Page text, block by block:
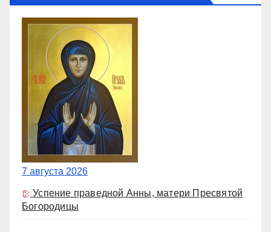
7 августа 2026
Успение праведной Анны, матери Пресвятой
Богородицы